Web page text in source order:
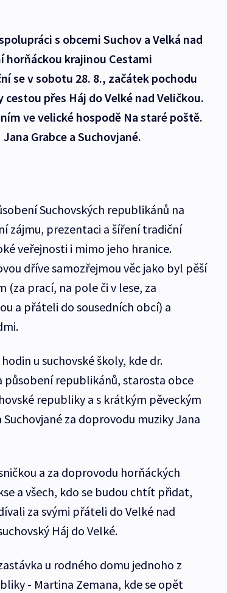
s obcemi Suchov a Velká nad
krajinou Cestami
se v sobotu 28. 8., začátek pochodu
přes Háj do Velké nad Veličkou.
ve velické hospodě Na staré poště.
Grabce a Suchovjané.
Suchovských republikánů na
zájmu, prezentaci a šíření tradiční
veřejnosti i mimo jeho hranice.
dříve samozřejmou věc jako byl pěší
prací, na pole či v lese, za
a přáteli do sousedních obcí) a
u suchovské školy, kde dr.
republikánů, starosta obce
republiky a s krátkým pěveckým
za doprovodu muziky Jana
a za doprovodu horňáckých
a všech, kdo se budou chtít přidat,
za svými přáteli do Velké nad
Háj do Velké.
u rodného domu jednoho z
- Martina Zemana, kde se opět